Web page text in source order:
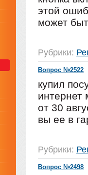
этой
может
Рубрики:
Вопрос №2522
купил
интернет
от 30
вы ее в
Рубрики:
Вопрос №2498